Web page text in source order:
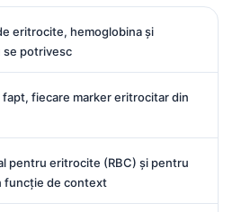
eritrocite, hemoglobina și
se potrivesc
fapt, fiecare marker eritrocitar din
pentru eritrocite (RBC) și pentru
funcție de context